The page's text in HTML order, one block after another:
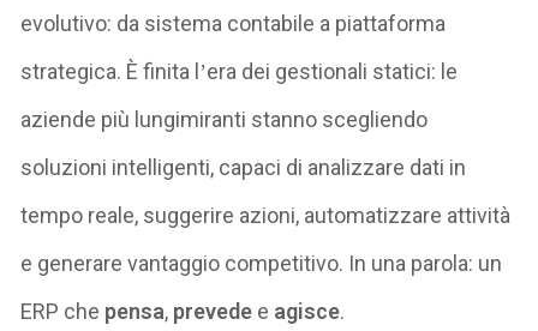
evolutivo: da sistema contabile a piattaforma
strategica. È finita l’era dei gestionali statici: le
aziende più lungimiranti stanno scegliendo
soluzioni intelligenti, capaci di analizzare dati in
tempo reale, suggerire azioni, automatizzare attività
e generare vantaggio competitivo. In una parola: un
ERP che pensa, prevede e agisce.